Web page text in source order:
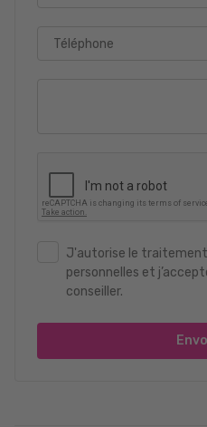
Téléphone
J'autorise le traitement
personnelles et
conseiller.